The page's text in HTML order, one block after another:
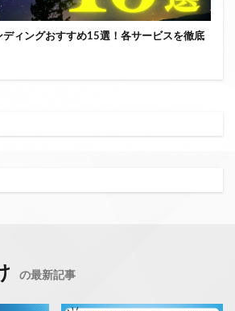
ィングおすすめ15選！各サービスを徹底
の最新記事